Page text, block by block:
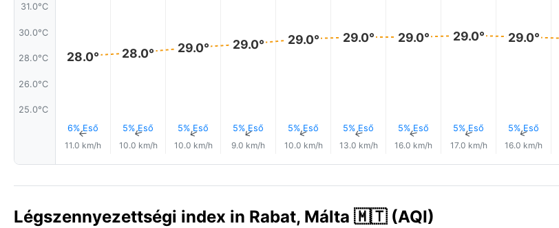
31.0°C
30.0°C
28.0°C
26.0°C
25.0°C
28.0°
6% Eső
↑
11.0 km/h
28.0°
5% Eső
↑
10.0 km/h
29.0°
5% Eső
↑
10.0 km/h
29.0°
5% Eső
↑
9.0 km/h
29.0°
5% Eső
↑
10.0 km/h
29.0°
5% Eső
↑
13.0 km/h
29.0°
5% Eső
↑
16.0 km/h
29.0°
5% Eső
↑
17.0 km/h
29.0°
5% Eső
↑
16.0 km/h
Légszennyezettségi index in Rabat, Málta 🇲🇹 (AQI)